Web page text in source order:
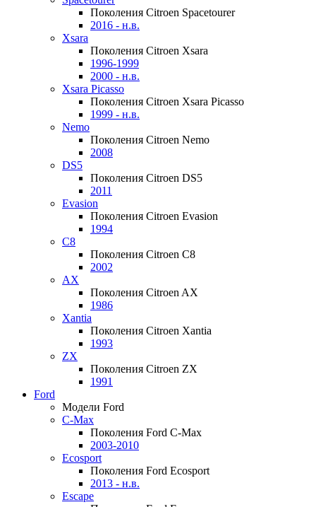
Поколения Citroen Spacetourer
2016 - н.в.
Xsara
Поколения Citroen Xsara
1996-1999
2000 - н.в.
Xsara Picasso
Поколения Citroen Xsara Picasso
1999 - н.в.
Nemo
Поколения Citroen Nemo
2008
DS5
Поколения Citroen DS5
2011
Evasion
Поколения Citroen Evasion
1994
C8
Поколения Citroen C8
2002
AX
Поколения Citroen AX
1986
Xantia
Поколения Citroen Xantia
1993
ZX
Поколения Citroen ZX
1991
Ford
Модели Ford
C-Max
Поколения Ford C-Max
2003-2010
Ecosport
Поколения Ford Ecosport
2013 - н.в.
Escape